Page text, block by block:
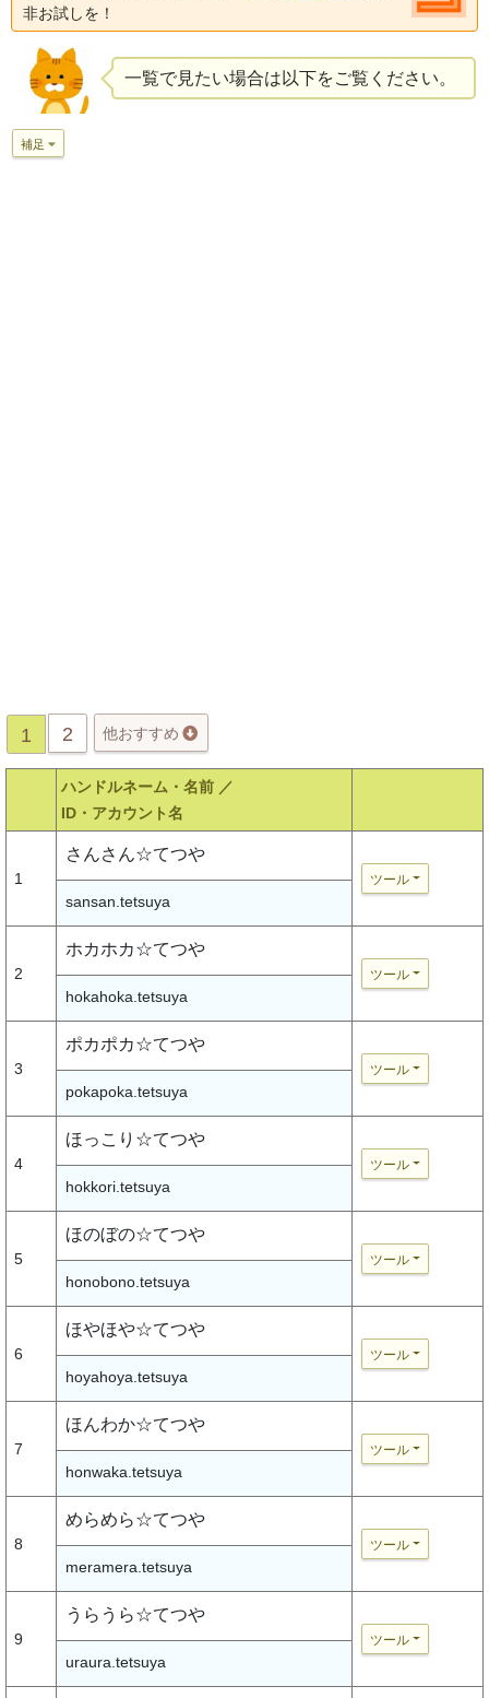
非お試しを！
一覧で見たい場合は以下をご覧ください。
補足
1 2 他おすすめ
ハンドルネーム・名前 ／
ID・アカウント名
1
さんさん☆てつや
ツール
sansan.tetsuya
2
ホカホカ☆てつや
ツール
hokahoka.tetsuya
3
ポカポカ☆てつや
ツール
pokapoka.tetsuya
4
ほっこり☆てつや
ツール
hokkori.tetsuya
5
ほのぼの☆てつや
ツール
honobono.tetsuya
6
ほやほや☆てつや
ツール
hoyahoya.tetsuya
7
ほんわか☆てつや
ツール
honwaka.tetsuya
8
めらめら☆てつや
ツール
meramera.tetsuya
9
うらうら☆てつや
ツール
uraura.tetsuya